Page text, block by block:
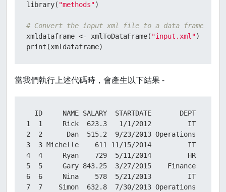
library( "methods")
# Convert the input xml file to a data frame.
xmldataframe <- xmlToDataFrame( "input.xml")
print (xmldataframe)
當我們執行上述代碼時，會產生以下結果 -
  ID     NAME SALARY  STARTDATE       DEPT
1  1     Rick  623.3   1/1/2012         IT
2  2      Dan  515.2  9/23/2013 Operations
3  3 Michelle    611 11/15/2014         IT
4  4     Ryan    729  5/11/2014         HR
5  5     Gary 843.25  3/27/2015    Finance
6  6     Nina    578  5/21/2013         IT
7  7    Simon  632.8  7/30/2013 Operations